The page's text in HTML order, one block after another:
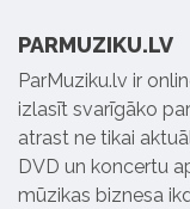
PARMUZIKU.LV
ParMuziku.lv ir
izlasīt svarīgāko
atrast ne tikai
DVD un koncertu
mūzikas biznesa